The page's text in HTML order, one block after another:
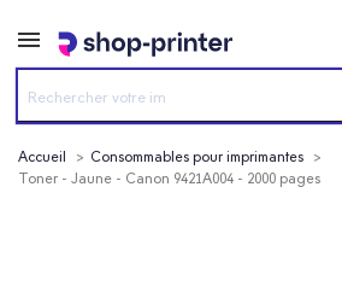
Accueil
Consommables pour imprimantes
Toner - Jaune - Canon 9421A004 - 2000 pages